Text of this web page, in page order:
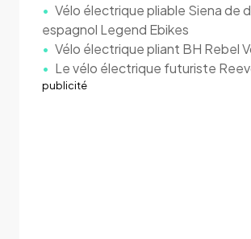
Vélo électrique pliable Siena de
espagnol Legend Ebikes
Vélo électrique pliant BH Rebel
Le vélo électrique futuriste
publicité